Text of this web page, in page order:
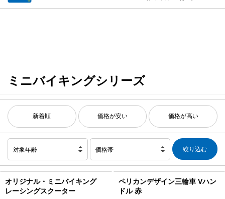
ミニバイキングシリーズ
新着順 価格が安い 価格が高い
対象年齢 価格帯
オリジナル・ミニバイキング
レーシングスクーター
ペリカンデザイン三輪車 Vハン
ドル 赤